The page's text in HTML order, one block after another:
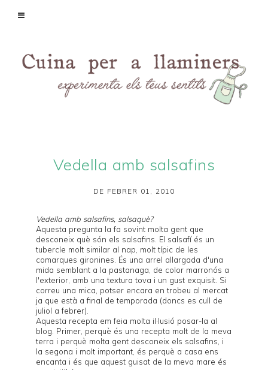
Vedella amb salsafins
DE FEBRER 01, 2010
Vedella amb salsafins, salsaquè?
Aquesta pregunta la fa sovint molta gent que
desconeix què són els salsafins. El salsafíés un
tubercle molt similar al nap, molt típic de les
comarques gironines. És una arrel allargada d'una
mida semblant a la pastanaga, de color marronós a
l'exterior, amb una textura tova i un gust exquisit. Si
correu una mica, potser encara en trobeu al mercat
ja que està a final de temporada (doncs es cull de
juliol a febrer).
Aquesta recepta em feia molta il·lusió posar-la al
blog. Primer, perquè és una recepta molt de la meva
terra i perquè molta gent desconeix els salsafins, i
la segona i molt important, és perquè a casa ens
encanta i és que aquest guisat de la meva mare és